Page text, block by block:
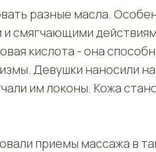
разные масла.
смягчающими
кислота - она
Девушки наносили
им локоны. Кожа
приемы массажа в